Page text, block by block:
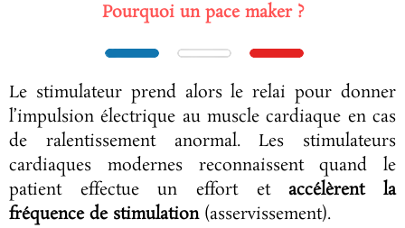
Pourquoi un pace maker ?
Le stimulateur prend alors le relai pour donner
l’impulsion électrique au muscle cardiaque en cas
de ralentissement anormal. Les stimulateurs
cardiaques modernes reconnaissent quand le
patient effectue un effort etaccélèrent la
fréquence de stimulation(asservissement).